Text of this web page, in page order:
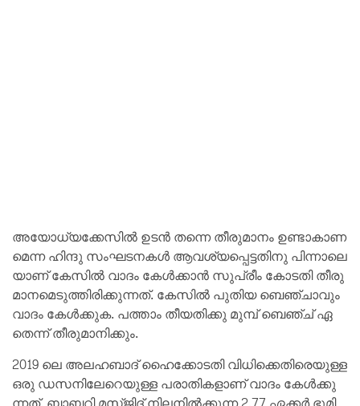
അ​യോ​ധ്യ​ക്കേ​സി​ൽ ഉ​ട​ൻ ത​ന്നെ തീ​രു​മാ​നം ഉ​ണ്ടാ​കാ​ണ​
മെ​ന്ന ഹി​ന്ദു സംഘടനകൾ ആ​വ​ശ്യ​പ്പെ​ട്ട​തി​നു പി​ന്നാ​ലെ​
യാ​ണ് കേ​സി​ൽ വാ​ദം കേ​ൾ​ക്കാ​ൻ സു​പ്രീം കോ​ട​തി തീ​രു​
മാ​ന​മെ​ടു​ത്തി​രി​ക്കു​ന്ന​ത്. കേ​സി​ൽ പു​തി​യ ബെ​ഞ്ചാ​വും
വാ​ദം കേ​ൾ​ക്കു​ക. പ​ത്താം തീ​യ​തി​ക്കു മു​മ്പ് ബെ​ഞ്ച് ഏ​
തെ​ന്ന് തീ​രു​മാ​നി​ക്കും.
2019 ലെ ​അ​ല​ഹ​ബാ​ദ് ഹൈ​ക്കോ​ട​തി വി​ധി​ക്കെ​തി​രെ​യു​ള്ള
ഒ​രു ഡ​സ​നി​ലേ​റെ​യു​ള്ള പ​രാ​തി​ക​ളാ​ണ് വാ​ദം കേ​ൾ​ക്കു​